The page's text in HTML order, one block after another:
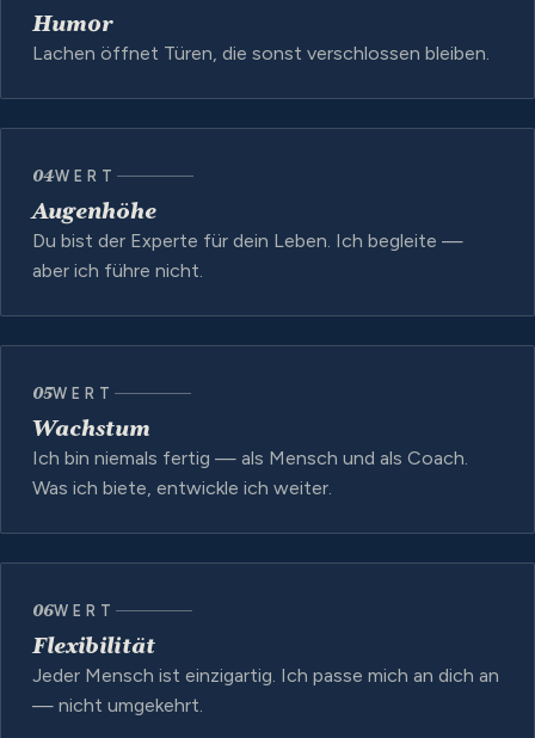
Humor
Lachen öffnet Türen, die sonst verschlossen bleiben.
04WERT
Augenhöhe
Du bist der Experte für dein Leben. Ich begleite —
aber ich führe nicht.
05WERT
Wachstum
Ich bin niemals fertig — als Mensch und als Coach.
Was ich biete, entwickle ich weiter.
06WERT
Flexibilität
Jeder Mensch ist einzigartig. Ich passe mich an dich an
— nicht umgekehrt.